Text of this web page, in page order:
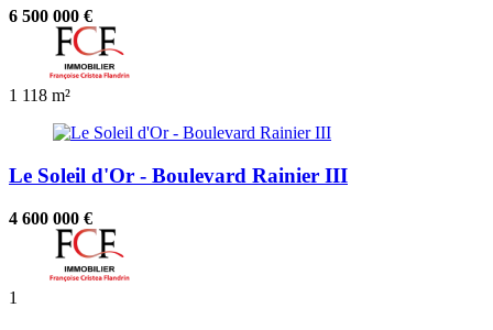
6 500 000 €
1 118 m²
Le Soleil d'Or - Boulevard Rainier III
4 600 000 €
1